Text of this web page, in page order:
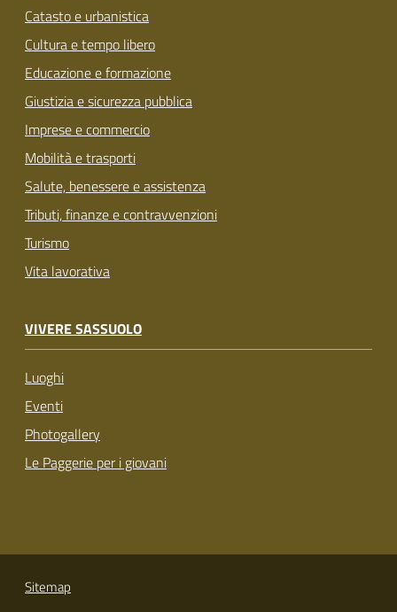
Catasto e urbanistica
Cultura e tempo libero
Educazione e formazione
Giustizia e sicurezza pubblica
Imprese e commercio
Mobilità e trasporti
Salute, benessere e assistenza
Tributi, finanze e contravvenzioni
Turismo
Vita lavorativa
VIVERE SASSUOLO
Luoghi
Eventi
Photogallery
Le Paggerie per i giovani
Sitemap